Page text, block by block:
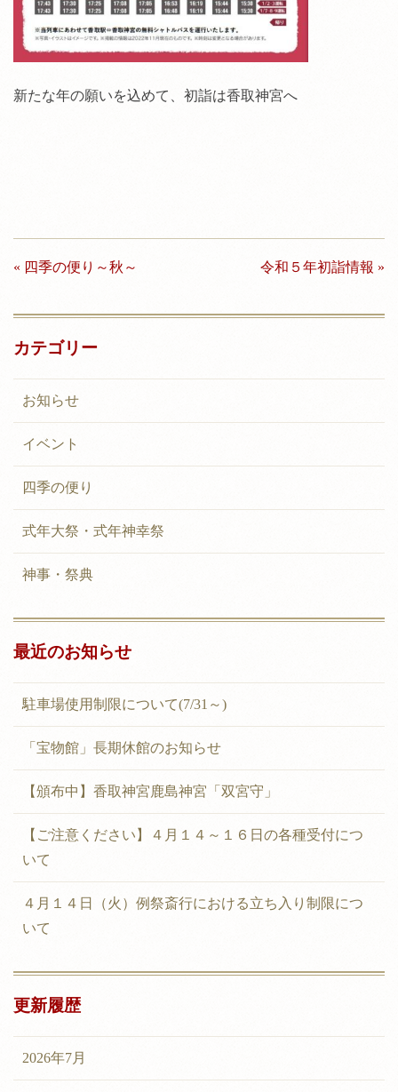
新たな年の願いを込めて、初詣は香取神宮へ
ナ
ビ
ゲ
ー
シ
ョ
ン
« 四季の便り～秋～ 令和５年初詣情報 »
カテゴリー
お知らせ
イベント
四季の便り
式年大祭・式年神幸祭
神事・祭典
最近のお知らせ
駐車場使用制限について(7/31～)
「宝物館」長期休館のお知らせ
【頒布中】香取神宮鹿島神宮「双宮守」
【ご注意ください】４月１４～１６日の各種受付につ
いて
４月１４日（火）例祭斎行における立ち入り制限につ
いて
更新履歴
2026年7月